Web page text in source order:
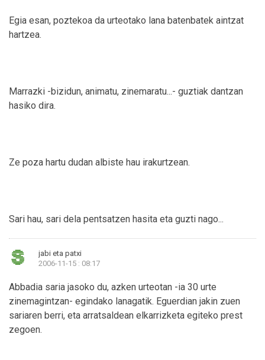
Egia esan, poztekoa da urteotako lana batenbatek aintzat
hartzea.
Marrazki -bizidun, animatu, zinemaratu...- guztiak dantzan
hasiko dira.
Ze poza hartu dudan albiste hau irakurtzean.
Sari hau, sari dela pentsatzen hasita eta guzti nago...
jabi eta patxi
2006-11-15 : 08:17
Abbadia saria jasoko du, azken urteotan -ia 30 urte
zinemagintzan- egindako lanagatik. Eguerdian jakin zuen
sariaren berri, eta arratsaldean elkarrizketa egiteko prest
zegoen.